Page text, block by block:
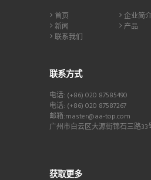
首页
企业简
新闻
产品
联系我们
联系方式
电话: (+86) 020 87585490
电话: (+86) 020 87587267
邮箱:master@aa-top.com
广州市白云区大源街锦石三路33
获取更多